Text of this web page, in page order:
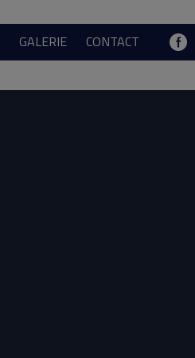
GALERIE CONTACT